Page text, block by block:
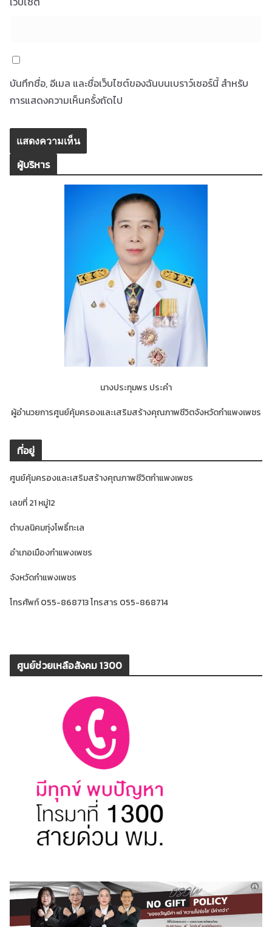
บันทึกชื่อ, อีเมล และชื่อเว็บไซต์ของฉันบนเบราว์เซอร์นี้ สำหรับ
การแสดงความเห็นครั้งถัดไป
ผู้บริหาร
นางประทุมพร ประคำ
ผู้อำนวยการศูนย์คุ้มครองและเสริมสร้างคุณภาพชีวิตจังหวัดกำแพงเพชร
ที่อยู่
ศูนย์คุ้มครองและเสริมสร้างคุณภาพชีวิตกำแพงเพชร
เลขที่ 21 หมู่12
ตำบลนิคมทุ่งโพธิ์ทะเล
อำเภอเมืองกำแพงเพชร
จังหวัดกำแพงเพชร
โทรศัพท์ 055-868713 โทรสาร 055-868714
ศูนย์ช่วยเหลือสังคม 1300